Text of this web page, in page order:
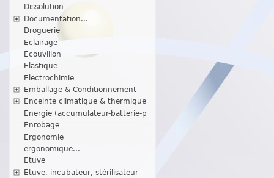
Dissolution
Documentation...
Droguerie
Eclairage
Ecouvillon
Elastique
Electrochimie
Emballage & Conditionnement
Enceinte climatique & thermique
Energie (accumulateur-batterie-p
Enrobage
Ergonomie
ergonomique...
Etuve
Etuve, incubateur, stérilisateur